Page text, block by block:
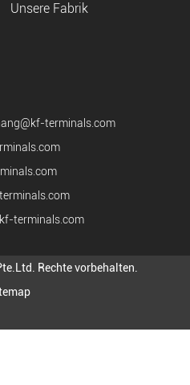
Unsere Fabrik
terminals.com
terminals.com
Rechte vorbehalten.